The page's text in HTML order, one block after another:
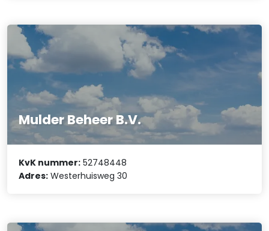
Mulder Beheer B.V.
KvK nummer: 52748448
Adres: Westerhuisweg 30